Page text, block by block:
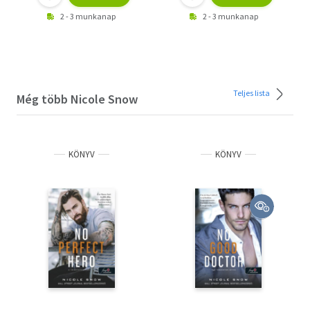
2 - 3 munkanap 2 - 3 munkanap
Még több Nicole Snow Teljes lista
KÖNYV KÖNYV